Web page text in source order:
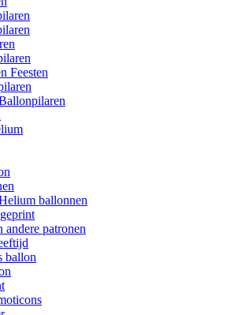
Feesten
ballonnen
andere patronen
ballon